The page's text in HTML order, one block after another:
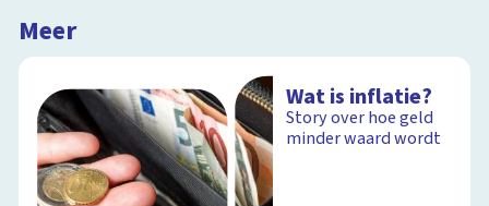
Meer
Wat is inflatie?
Story over hoe geld
minder waard wordt